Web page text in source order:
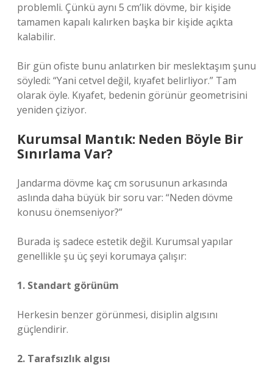
problemli. Çünkü aynı 5 cm’lik dövme, bir kişide
tamamen kapalı kalırken başka bir kişide açıkta
kalabilir.
Bir gün ofiste bunu anlatırken bir meslektaşım şunu
söyledi: “Yani cetvel değil, kıyafet belirliyor.” Tam
olarak öyle. Kıyafet, bedenin görünür geometrisini
yeniden çiziyor.
Kurumsal Mantık: Neden Böyle Bir
Sınırlama Var?
Jandarma dövme kaç cm sorusunun arkasında
aslında daha büyük bir soru var: “Neden dövme
konusu önemseniyor?”
Burada iş sadece estetik değil. Kurumsal yapılar
genellikle şu üç şeyi korumaya çalışır:
1. Standart görünüm
Herkesin benzer görünmesi, disiplin algısını
güçlendirir.
2. Tarafsızlık algısı